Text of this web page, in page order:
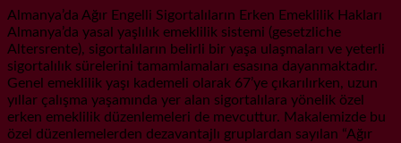
Almanya’da Ağır Engelli Sigortalıların Erken Emeklilik Hakları
Almanya’da yasal yaşlılık emeklilik sistemi (gesetzliche
Altersrente), sigortalıların belirli bir yaşa ulaşmaları ve yeterli
sigortalılık sürelerini tamamlamaları esasına dayanmaktadır.
Genel emeklilik yaşı kademeli olarak 67’ye çıkarılırken, uzun
yıllar çalışma yaşamında yer alan sigortalılara yönelik özel
erken emeklilik düzenlemeleri de mevcuttur. Makalemizde bu
özel düzenlemelerden dezavantajlı gruplardan sayılan “Ağır